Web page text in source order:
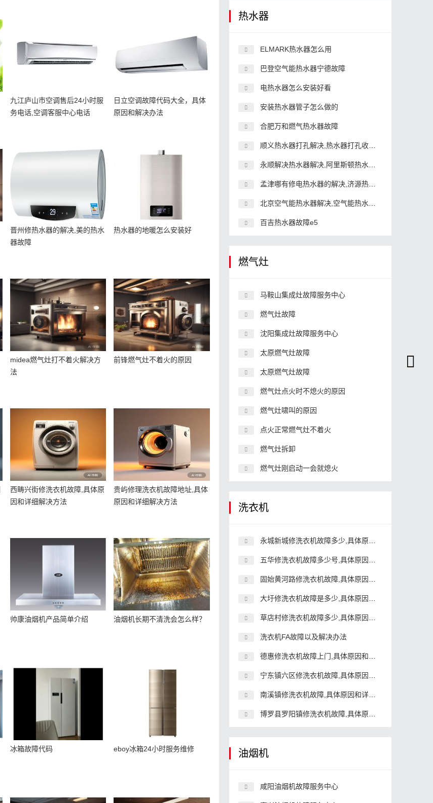
九江庐山市空调售后24小时服
务电话,空调客服中心电话
日立空调故障代码大全，具体
原因和解决办法
晋州修热水器的解决,美的热水
器故障
热水器的地暖怎么安装好
midea燃气灶打不着火解决方
法
前锋燃气灶不着火的原因
西畴兴街修洗衣机故障,具体原
因和详细解决方法
贵屿修理洗衣机故障地址,具体
原因和详细解决方法
帅康油烟机产品简单介绍 油烟机长期不清洗会怎么样？
冰箱故障代码 eboy冰箱24小时服务维修
热水器
ELMARK热水器怎么用
巴登空气能热水器宁德故障
电热水器怎么安装好看
安装热水器管子怎么做的
合肥万和燃气热水器故障
顺义热水器打孔解决,热水器打孔收费标准
永顺解决热水器解决,阿里斯顿热水器解决服务热线
孟津哪有修电热水器的解决,济源热水器故障解决
北京空气能热水器解决,空气能热水器故障号码
百吉热水器故障e5
燃气灶
马鞍山集成灶故障服务中心
燃气灶故障
沈阳集成灶故障服务中心
太原燃气灶故障
太原燃气灶故障
燃气灶点火时不熄火的原因
燃气灶啸叫的原因
点火正常燃气灶不着火
燃气灶拆卸
燃气灶刚启动一会就熄火
洗衣机
永城新城修洗衣机故障多少,具体原因和详细解决方法
五华修洗衣机故障多少号,具体原因和详细解决方法
固始黄河路修洗衣机故障,具体原因和详细解决方法
大圩修洗衣机故障是多少,具体原因和详细解决方法
草店村修洗衣机故障多少,具体原因和详细解决方法
洗衣机FA故障以及解决办法
德惠修洗衣机故障上门,具体原因和详细解决方法
宁东镇六区修洗衣机故障,具体原因和详细解决方法
南溪镇修洗衣机故障,具体原因和详细解决方法
博罗县罗阳镇修洗衣机故障,具体原因和详细解决方法
油烟机
咸阳油烟机故障服务中心